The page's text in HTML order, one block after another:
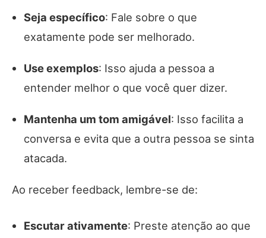
Seja específico: Fale sobre o que
exatamente pode ser melhorado.
Use exemplos: Isso ajuda a pessoa a
entender melhor o que você quer dizer.
Mantenha um tom amigável: Isso facilita a
conversa e evita que a outra pessoa se sinta
atacada.
Ao receber feedback, lembre-se de:
Escutar ativamente: Preste atenção ao que